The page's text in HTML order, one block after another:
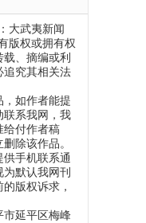
大武夷新闻
版权或拥有权
、摘编或利
追究其相关法
如作者能提
联系我网，我
给付作者稿
除该作品。
手机联系通
默认我网刊
版权诉求，
延平区梅峰